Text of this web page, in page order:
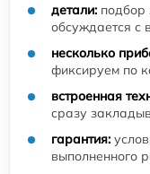
детали: подбор
обсуждается с
несколько
фиксируем по
встроенная
сразу
гарантия:
выполненного